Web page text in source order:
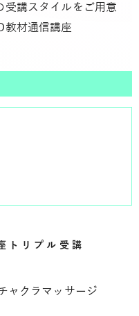
受講スタイルをご用意
教材通信講座
トリプル受講
ャクラマッサージ